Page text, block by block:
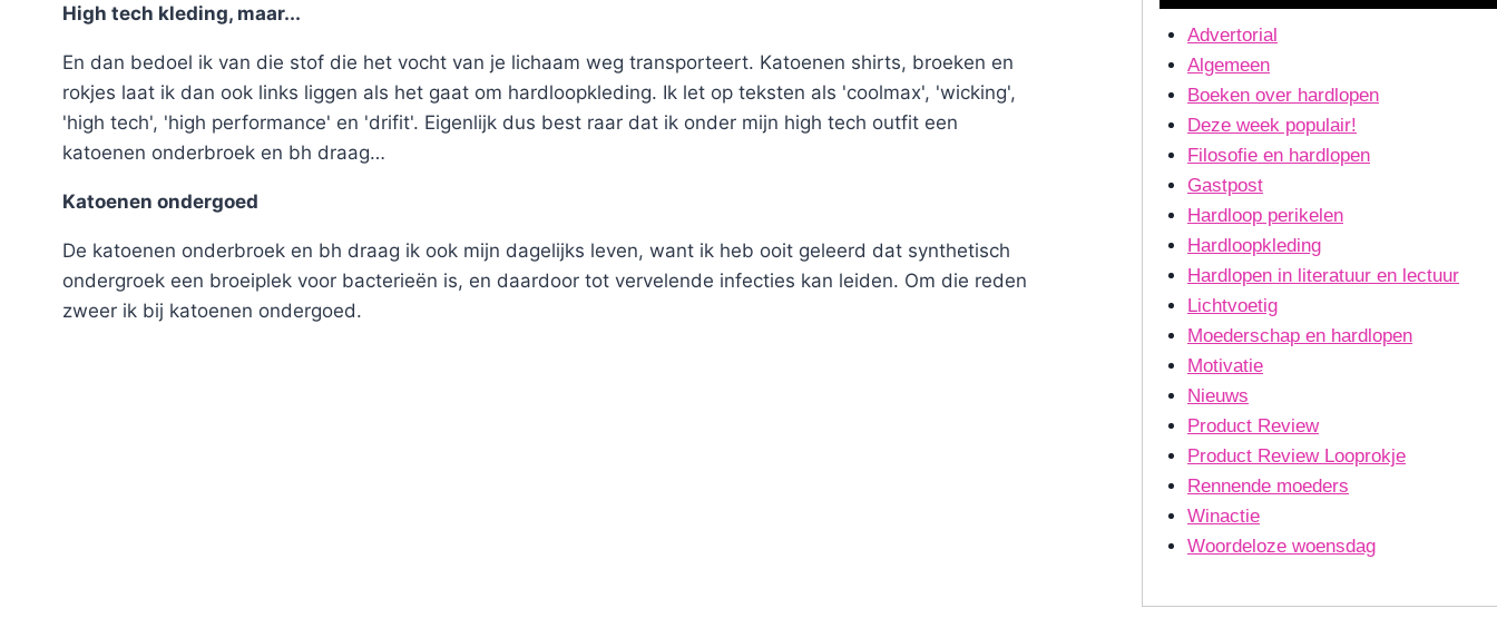
High tech kleding, maar...
En dan bedoel ik van die stof die het vocht van je lichaam weg transporteert. Katoenen shirts, broeken en
rokjes laat ik dan ook links liggen als het gaat om hardloopkleding. Ik let op teksten als 'coolmax', 'wicking',
'high tech', 'high performance' en 'drifit'. Eigenlijk dus best raar dat ik onder mijn high tech outfit een
katoenen onderbroek en bh draag…
Katoenen ondergoed
De katoenen onderbroek en bh draag ik ook mijn dagelijks leven, want ik heb ooit geleerd dat synthetisch
ondergroek een broeiplek voor bacterieën is, en daardoor tot vervelende infecties kan leiden. Om die reden
zweer ik bij katoenen ondergoed.
Advertorial
Algemeen
Boeken over hardlopen
Deze week populair!
Filosofie en hardlopen
Gastpost
Hardloop perikelen
Hardloopkleding
Hardlopen in literatuur en lectuur
Lichtvoetig
Moederschap en hardlopen
Motivatie
Nieuws
Product Review
Product Review Looprokje
Rennende moeders
Winactie
Woordeloze woensdag